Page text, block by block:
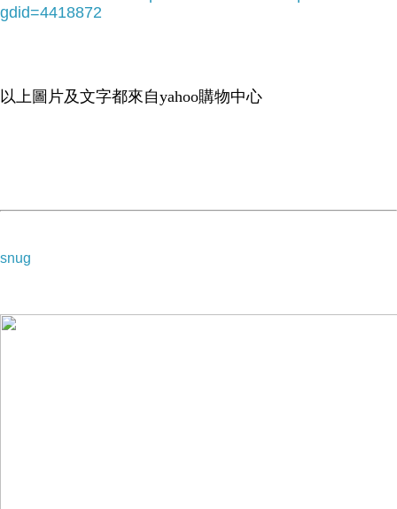
讓狗狗平靜不狂暴
gdid=4418872
以上圖片及文字都來自yahoo購物中心
snug